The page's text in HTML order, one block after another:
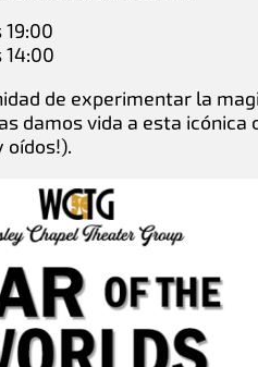
19:00
14:00
de experimentar la
damos vida a esta icónica
oídos!).